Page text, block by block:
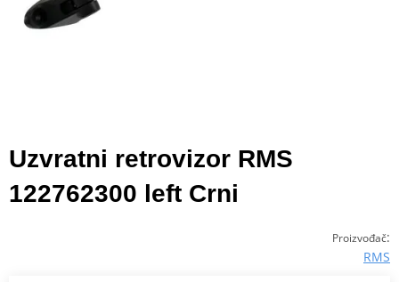
Uzvratni retrovizor RMS
122762300 left Crni
Proizvođač:
RMS